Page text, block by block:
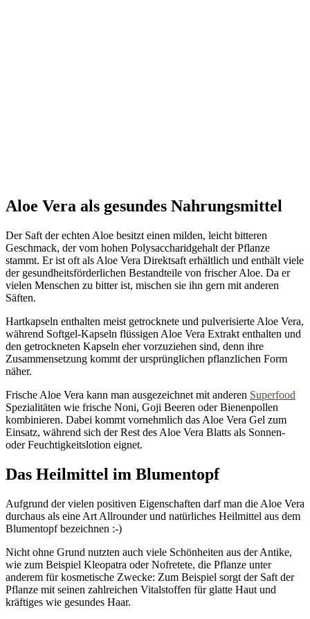
Aloe Vera als gesundes Nahrungsmittel
Der Saft der echten Aloe besitzt einen milden, leicht bitteren
Geschmack, der vom hohen Polysaccharidgehalt der Pflanze
stammt. Er ist oft als Aloe Vera Direktsaft erhältlich und enthält viele
der gesundheitsförderlichen Bestandteile von frischer Aloe. Da er
vielen Menschen zu bitter ist, mischen sie ihn gern mit anderen
Säften.
Hartkapseln enthalten meist getrocknete und pulverisierte Aloe Vera,
während Softgel-Kapseln flüssigen Aloe Vera Extrakt enthalten und
den getrockneten Kapseln eher vorzuziehen sind, denn ihre
Zusammensetzung kommt der ursprünglichen pflanzlichen Form
näher.
Frische Aloe Vera kann man ausgezeichnet mit anderen Superfood
Spezialitäten wie frische Noni, Goji Beeren oder Bienenpollen
kombinieren. Dabei kommt vornehmlich das Aloe Vera Gel zum
Einsatz, während sich der Rest des Aloe Vera Blatts als Sonnen-
oder Feuchtigkeitslotion eignet.
Das Heilmittel im Blumentopf
Aufgrund der vielen positiven Eigenschaften darf man die Aloe Vera
durchaus als eine Art Allrounder und natürliches Heilmittel aus dem
Blumentopf bezeichnen :-)
Nicht ohne Grund nutzten auch viele Schönheiten aus der Antike,
wie zum Beispiel Kleopatra oder Nofretete, die Pflanze unter
anderem für kosmetische Zwecke: Zum Beispiel sorgt der Saft der
Pflanze mit seinen zahlreichen Vitalstoffen für glatte Haut und
kräftiges wie gesundes Haar.